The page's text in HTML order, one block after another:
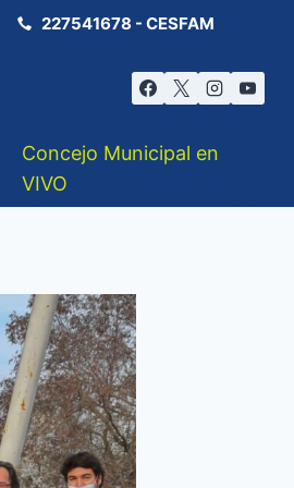
227541678 - CESFAM
Concejo Municipal en
VIVO